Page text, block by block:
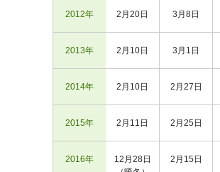
2012年 2月20日 3月8日
2013年 2月10日 3月1日
2014年 2月10日 2月27日
2015年 2月11日 2月25日
2016年
12月28日
2月15日